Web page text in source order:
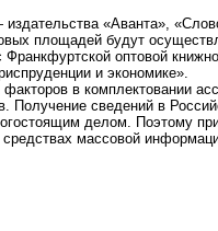
«Аванта»,
площадей будут
Франкфуртской оптовой
и экономике».
в комплектовании
Получение сведений в
делом. Поэтому
массовой